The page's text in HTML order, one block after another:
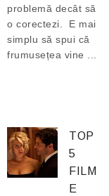
problemă decât să
o corectezi. E mai
simplu să spui că
frumusețea vine ...
TOP
5
FILM
E